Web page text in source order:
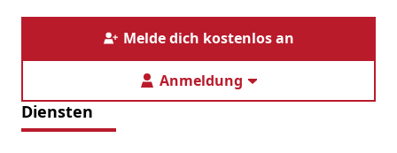
Melde dich kostenlos an
Anmeldung
Diensten